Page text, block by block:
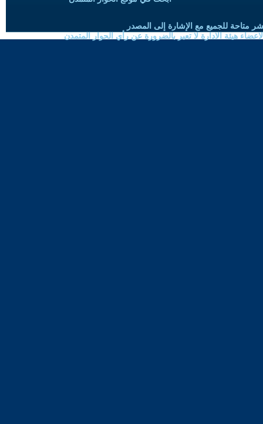
متاحة للجميع مع الإشارة إلى المصدر
هيئة الادارة لا تعبر بالضرورة عن رأي الحوار المتمدن